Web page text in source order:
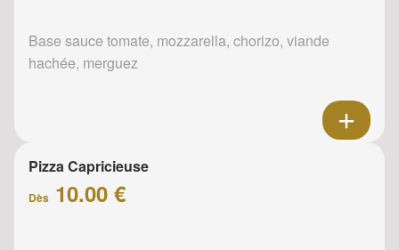
Base sauce tomate, mozzarella, chorizo, viande
hachée, merguez
Pizza Capricieuse
Dès 10.00 €